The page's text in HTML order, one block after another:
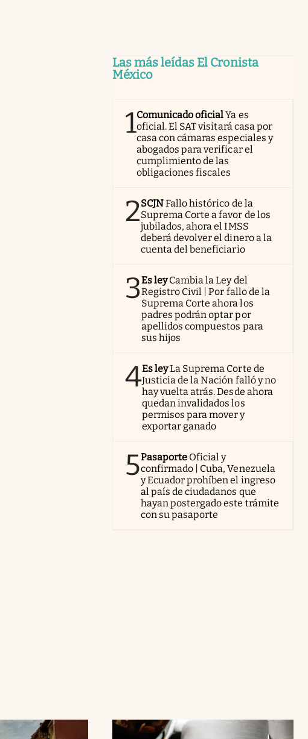
Las más leídas El Cronista
México
1Comunicado oficialYa es
oficial. El SAT visitará casa por
casa con cámaras especiales y
abogados para verificar el
cumplimiento de las
obligaciones fiscales
2SCJNFallo histórico de la
Suprema Corte a favor de los
jubilados, ahora el IMSS
deberá devolver el dinero a la
cuenta del beneficiario
3Es ley Cambia la Ley del
Registro Civil | Por fallo de la
Suprema Corte ahora los
padres podrán optar por
apellidos compuestos para
sus hijos
4Es leyLa Suprema Corte de
Justicia de la Nación falló y no
hay vuelta atrás. Desde ahora
quedan invalidados los
permisos para mover y
exportar ganado
5Pasaporte Oficial y
confirmado | Cuba, Venezuela
y Ecuador prohíben el ingreso
al país de ciudadanos que
hayan postergado este trámite
con su pasaporte